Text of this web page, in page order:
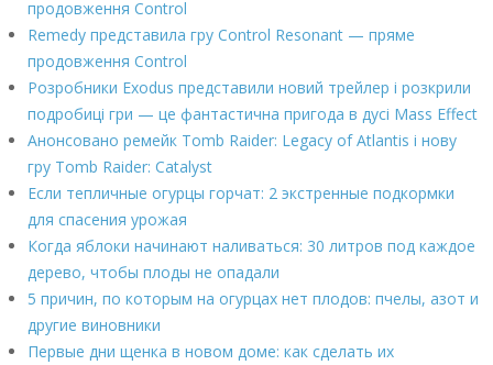
продовження Control
Remedy представила гру Control Resonant — пряме
продовження Control
Розробники Exodus представили новий трейлер і розкрили
подробиці гри — це фантастична пригода в дусі Mass Effect
Анонсовано ремейк Tomb Raider: Legacy of Atlantis і нову
гру Tomb Raider: Catalyst
Если тепличные огурцы горчат: 2 экстренные подкормки
для спасения урожая
Когда яблоки начинают наливаться: 30 литров под каждое
дерево, чтобы плоды не опадали
5 причин, по которым на огурцах нет плодов: пчелы, азот и
другие виновники
Первые дни щенка в новом доме: как сделать их